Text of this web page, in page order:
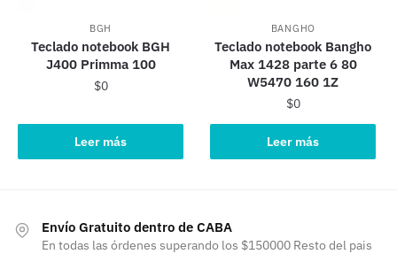
BGH
Teclado notebook BGH
J400 Primma 100
$0
Leer más
BANGHO
Teclado notebook Bangho
Max 1428 parte 6 80
W5470 160 1Z
$0
Leer más
Envío Gratuito dentro de CABA
En todas las órdenes superando los $150000 Resto del pais